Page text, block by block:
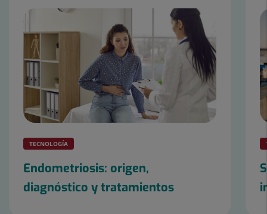
TECNOLOGÍA
Endometriosis: origen,
diagnóstico y tratamientos